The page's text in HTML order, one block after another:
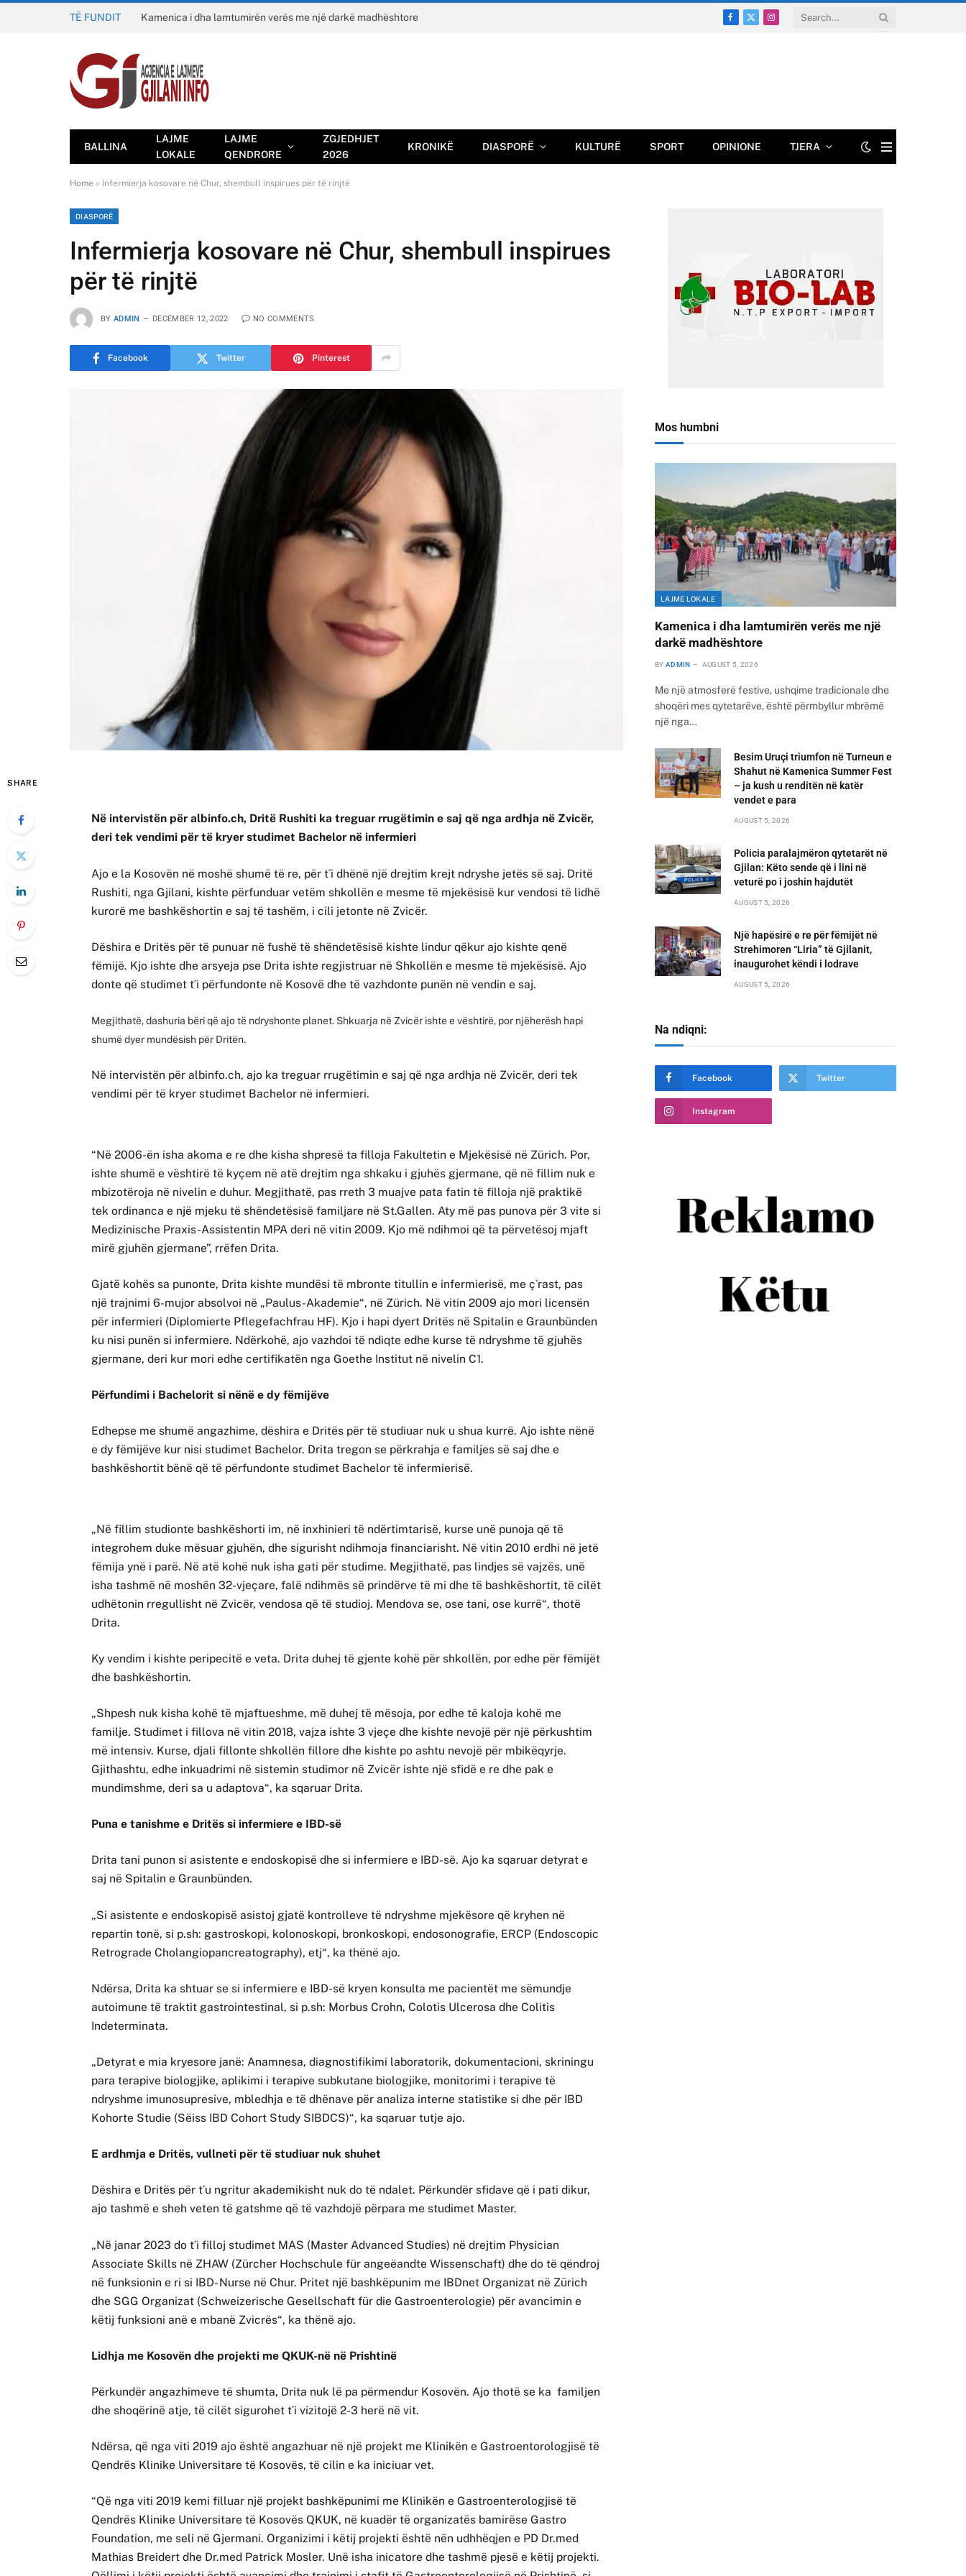
TË FUNDIT Kamenica i dha lamtumirën verës me një darkë madhështore
Facebook
X
Instagram
BALLINA
LAJME
LOKALE
LAJME
QENDRORE
ZGJEDHJET
2026
KRONIKË DIASPORË KULTURË SPORT OPINIONE TJERA
Home » Infermierja kosovare në Chur, shembull inspirues për të rinjtë
DIASPORË
Infermierja kosovare në Chur, shembull inspirues
për të rinjtë
BY ADMIN DECEMBER 12, 2022 NO COMMENTS
Facebook Twitter Pinterest
SHARE
Në intervistën për albinfo.ch, Dritë Rushiti ka treguar rrugëtimin e saj që nga ardhja në Zvicër,
deri tek vendimi për të kryer studimet Bachelor në infermieri
Ajo e la Kosovën në moshë shumë të re, për t´i dhënë një drejtim krejt ndryshe jetës së saj. Dritë
Rushiti, nga Gjilani, kishte përfunduar vetëm shkollën e mesme të mjekësisë kur vendosi të lidhë
kurorë me bashkëshortin e saj të tashëm, i cili jetonte në Zvicër.
Dëshira e Dritës për të punuar në fushë të shëndetësisë kishte lindur qëkur ajo kishte qenë
fëmijë. Kjo ishte dhe arsyeja pse Drita ishte regjistruar në Shkollën e mesme të mjekësisë. Ajo
donte që studimet t´i përfundonte në Kosovë dhe të vazhdonte punën në vendin e saj.
Megjithatë, dashuria bëri që ajo të ndryshonte planet. Shkuarja në Zvicër ishte e vështirë, por njëherësh hapi
shumë dyer mundësish për Dritën.
Në intervistën për albinfo.ch, ajo ka treguar rrugëtimin e saj që nga ardhja në Zvicër, deri tek
vendimi për të kryer studimet Bachelor në infermieri.
“Në 2006-ën isha akoma e re dhe kisha shpresë ta filloja Fakultetin e Mjekësisë në Zürich. Por,
ishte shumë e vështirë të kyçem në atë drejtim nga shkaku i gjuhës gjermane, që në fillim nuk e
mbizotëroja në nivelin e duhur. Megjithatë, pas rreth 3 muajve pata fatin të filloja një praktikë
tek ordinanca e një mjeku të shëndetësisë familjare në St.Gallen. Aty më pas punova për 3 vite si
Medizinische Praxis-Assistentin MPA deri në vitin 2009. Kjo më ndihmoi që ta përvetësoj mjaft
mirë gjuhën gjermane”, rrëfen Drita.
Gjatë kohës sa punonte, Drita kishte mundësi të mbronte titullin e infermierisë, me ç`rast, pas
një trajnimi 6-mujor absolvoi në „Paulus-Akademie“, në Zürich. Në vitin 2009 ajo mori licensën
për infermieri (Diplomierte Pflegefachfrau HF). Kjo i hapi dyert Dritës në Spitalin e Graunbünden
ku nisi punën si infermiere. Ndërkohë, ajo vazhdoi të ndiqte edhe kurse të ndryshme të gjuhës
gjermane, deri kur mori edhe certifikatën nga Goethe Institut në nivelin C1.
Përfundimi i Bachelorit si nënë e dy fëmijëve
Edhepse me shumë angazhime, dëshira e Dritës për të studiuar nuk u shua kurrë. Ajo ishte nënë
e dy fëmijëve kur nisi studimet Bachelor. Drita tregon se përkrahja e familjes së saj dhe e
bashkëshortit bënë që të përfundonte studimet Bachelor të infermierisë.
„Në fillim studionte bashkëshorti im, në inxhinieri të ndërtimtarisë, kurse unë punoja që të
integrohem duke mësuar gjuhën, dhe sigurisht ndihmoja financiarisht. Në vitin 2010 erdhi në jetë
fëmija ynë i parë. Në atë kohë nuk isha gati për studime. Megjithatë, pas lindjes së vajzës, unë
isha tashmë në moshën 32-vjeçare, falë ndihmës së prindërve të mi dhe të bashkëshortit, të cilët
udhëtonin rregullisht në Zvicër, vendosa që të studioj. Mendova se, ose tani, ose kurrë“, thotë
Drita.
Ky vendim i kishte peripecitë e veta. Drita duhej të gjente kohë për shkollën, por edhe për fëmijët
dhe bashkëshortin.
„Shpesh nuk kisha kohë të mjaftueshme, më duhej të mësoja, por edhe të kaloja kohë me
familje. Studimet i fillova në vitin 2018, vajza ishte 3 vjeçe dhe kishte nevojë për një përkushtim
më intensiv. Kurse, djali fillonte shkollën fillore dhe kishte po ashtu nevojë për mbikëqyrje.
Gjithashtu, edhe inkuadrimi në sistemin studimor në Zvicër ishte një sfidë e re dhe pak e
mundimshme, deri sa u adaptova“, ka sqaruar Drita.
Puna e tanishme e Dritës si infermiere e IBD-së
Drita tani punon si asistente e endoskopisë dhe si infermiere e IBD-së.Ajo ka sqaruar detyrat e
saj në Spitalin e Graunbünden.
„Si asistente e endoskopisë asistoj gjatë kontrolleve të ndryshme mjekësore që kryhen në
repartin tonë, si p.sh: gastroskopi, kolonoskopi, bronkoskopi, endosonografie, ERCP (Endoscopic
Retrograde Cholangiopancreatography), etj“, ka thënë ajo.
Ndërsa, Drita ka shtuar se si infermiere e IBD-së kryen konsulta me pacientët me sëmundje
autoimune të traktit gastrointestinal, si p.sh: Morbus Crohn, Colotis Ulcerosa dhe Colitis
Indeterminata.
„Detyrat e mia kryesore janë: Anamnesa, diagnostifikimi laboratorik, dokumentacioni, skriningu
para terapive biologjike, aplikimi i terapive subkutane biologjike, monitorimi i terapive të
ndryshme imunosupresive, mbledhja e të dhënave për analiza interne statistike si dhe për IBD
Kohorte Studie (Sëiss IBD Cohort Study SIBDCS)“, ka sqaruar tutje ajo.
E ardhmja e Dritës, vullneti për të studiuar nuk shuhet
Dëshira e Dritës për t´u ngritur akademikisht nuk do të ndalet. Përkundër sfidave që i pati dikur,
ajo tashmë e sheh veten të gatshme që të vazhdojë përpara me studimet Master.
„Në janar 2023 do t´i filloj studimet MAS (Master Advanced Studies) në drejtim Physician
Associate Skills në ZHAW (Zürcher Hochschule für angeëandte Wissenschaft) dhe do të qëndroj
në funksionin e ri si IBD- Nurse në Chur. Pritet një bashkëpunim me IBDnet Organizat në Zürich
dhe SGG Organizat (Schweizerische Gesellschaft für die Gastroenterologie) për avancimin e
këtij funksioni anë e mbanë Zvicrës“, ka thënë ajo.
Lidhja me Kosovën dhe projekti me QKUK-në në Prishtinë
Përkundër angazhimeve të shumta, Drita nuk lë pa përmendur Kosovën. Ajo thotë se ka familjen
dhe shoqërinë atje, të cilët sigurohet t´i vizitojë 2-3 herë në vit.
Ndërsa, që nga viti 2019 ajo është angazhuar në një projekt me Klinikën e Gastroentorologjisë të
Qendrës Klinike Universitare të Kosovës, të cilin e ka iniciuar vet.
“Që nga viti 2019 kemi filluar një projekt bashkëpunimi me Klinikën e Gastroenterologjisë të
Qendrës Klinike Universitare të Kosovës QKUK, në kuadër të organizatës bamirëse Gastro
Foundation, me seli në Gjermani. Organizimi i këtij projekti është nën udhhëqjen e PD Dr.med
Mathias Breidert dhe Dr.med Patrick Mosler. Unë isha inicatore dhe tashmë pjesë e këtij projekti.
Mos humbni
LAJME LOKALE
Kamenica i dha lamtumirën verës me një
darkë madhështore
BY ADMIN AUGUST 5, 2026
Me një atmosferë festive, ushqime tradicionale dhe
shoqëri mes qytetarëve, është përmbyllur mbrëmë
një nga…
Besim Uruçi triumfon në Turneun e
Shahut në Kamenica Summer Fest
– ja kush u renditën në katër
vendet e para
AUGUST 5, 2026
Policia paralajmëron qytetarët në
Gjilan: Këto sende që i lini në
veturë po i joshin hajdutët
AUGUST 5, 2026
Një hapësirë e re për fëmijët në
Strehimoren “Liria” të Gjilanit,
inaugurohet këndi i lodrave
AUGUST 5, 2026
Na ndiqni:
Facebook Twitter
Instagram